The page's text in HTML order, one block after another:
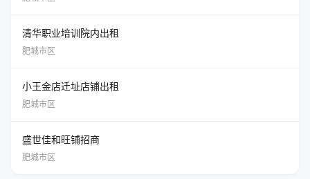
清华职业培训院内出租
肥城市区
小王金店迁址店铺出租
肥城市区
盛世佳和旺铺招商
肥城市区